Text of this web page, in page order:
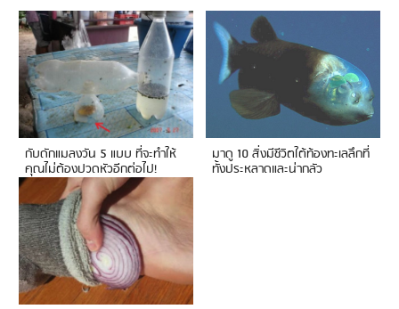
กับดักแมลงวัน 5 แบบ ที่จะทำให้
คุณไม่ต้องปวดหัวอีกต่อไป!
มาดู 10 สิ่งมีชีวิตใต้ท้องทะเลลึกที่
ทั้งประหลาดและน่ากลัว